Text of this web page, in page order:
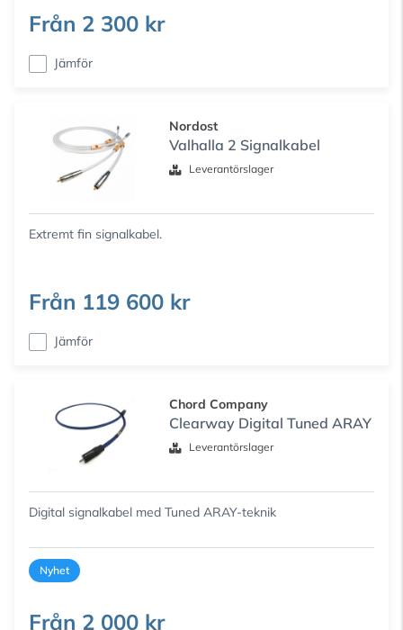
Från 2 300 kr
Jämför
Nordost
Valhalla 2 Signalkabel
Leverantörslager
Extremt fin signalkabel.
Från 119 600 kr
Jämför
Chord Company
Clearway Digital Tuned ARAY
Leverantörslager
Digital signalkabel med Tuned ARAY-teknik
Nyhet
Från 2 000 kr